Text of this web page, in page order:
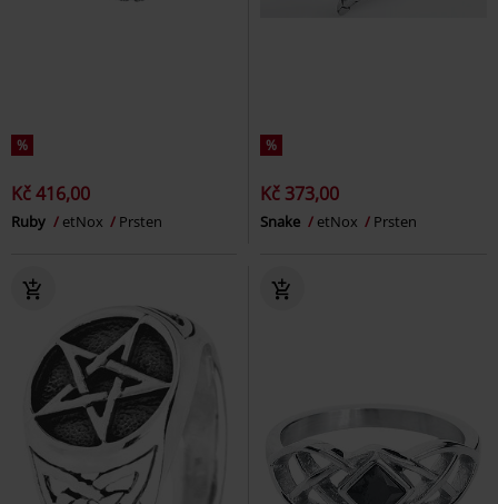
%
Kč 416,00
Ruby etNox Prsten
%
Kč 373,00
Snake etNox Prsten